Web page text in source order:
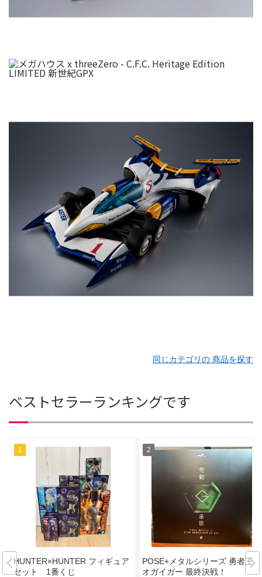
同じカテゴリの 商品を探す
ベストセラーランキングです
HUNTER×HUNTER フィギュア
セット 1番くじ
POSE+メタルシリーズ 勇者王ガ
オガイガー 最終決戦！